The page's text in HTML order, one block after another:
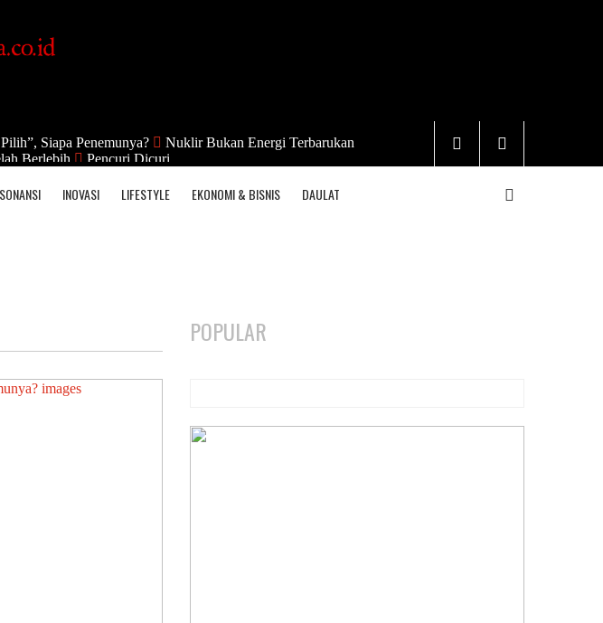
Siapa Penemunya?
Nuklir Bukan Energi Terbarukan
Berlebih
Pencuri Dicuri
INOVASI LIFESTYLE EKONOMI & BISNIS DAULAT
POPULAR